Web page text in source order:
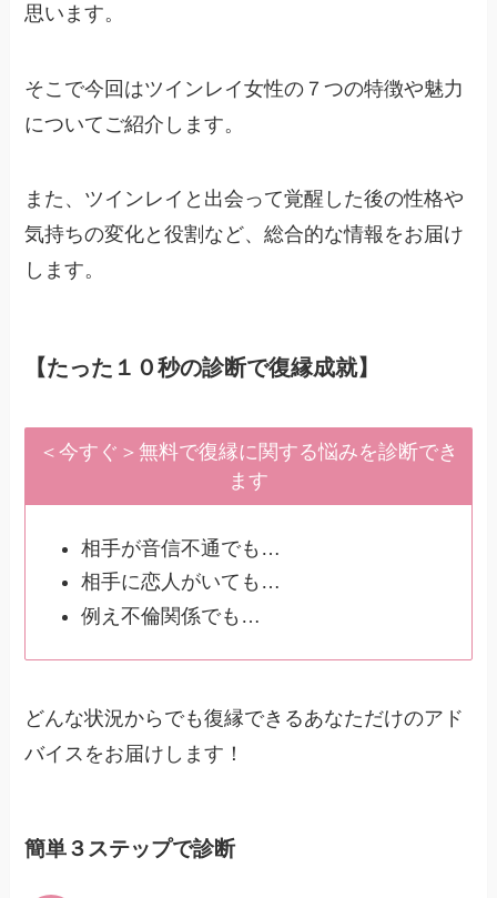
思います。
そこで今回はツインレイ女性の７つの特徴や魅力
についてご紹介します。
また、ツインレイと出会って覚醒した後の性格や
気持ちの変化と役割など、総合的な情報をお届け
します。
【たった１０秒の診断で復縁成就】
＜今すぐ＞無料で復縁に関する悩みを診断でき
ます
相手が音信不通でも…
相手に恋人がいても…
例え不倫関係でも…
どんな状況からでも復縁できるあなただけのアド
バイスをお届けします！
簡単３ステップで診断